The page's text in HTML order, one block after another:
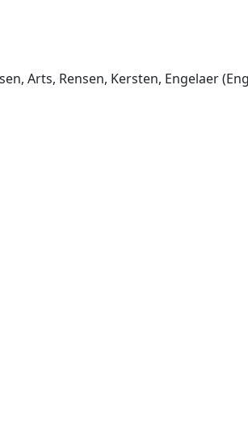
Arts, Rensen, Kersten, Engelaer